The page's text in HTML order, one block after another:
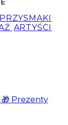
PRZYSMAKI
ARTYŚCI
🎁 Prezenty